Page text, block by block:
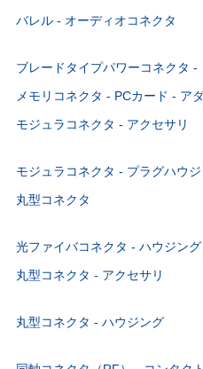
バレル - オーディオコネクタ
ブレードタイプパワーコネクタ -
メモリコネクタ - PCカード - ア
モジュラコネクタ - アクセサリ
モジュラコネクタ - プラグハウ
丸型コネクタ
光ファイバコネクタ - ハウジング
丸型コネクタ - アクセサリ
丸型コネクタ - ハウジング